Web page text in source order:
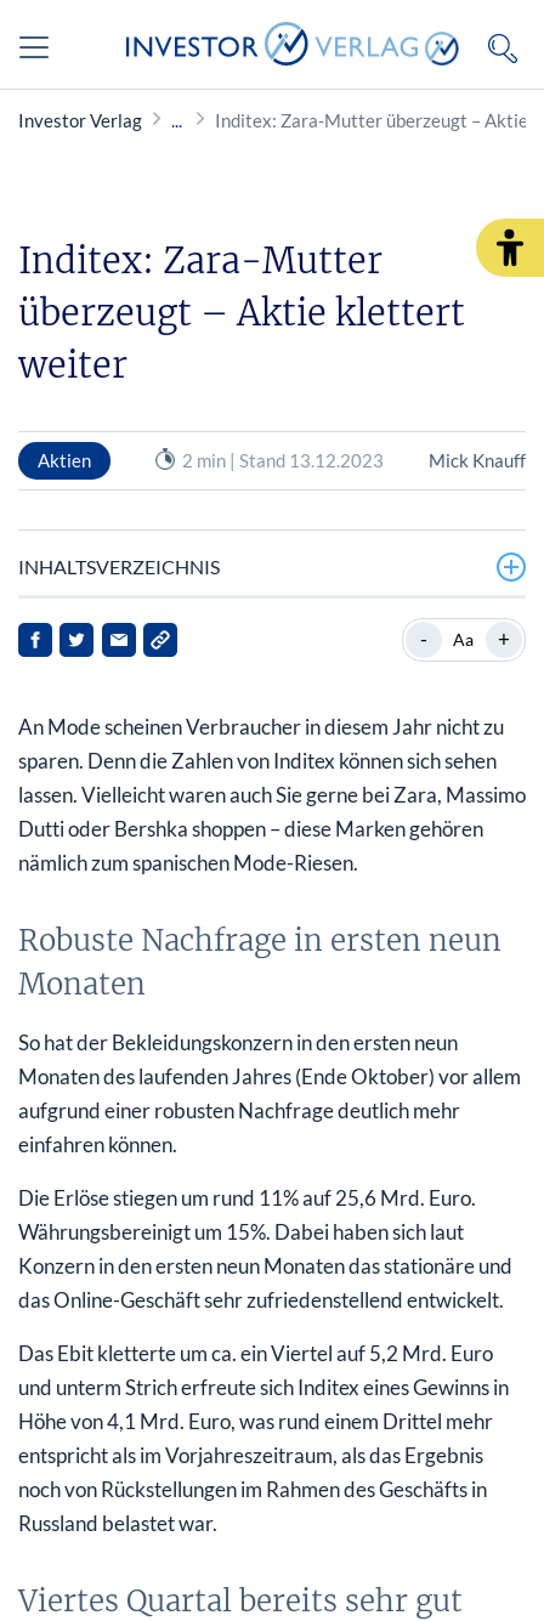
Investor Verlag Inditex: Zara-Mutter überzeugt – Aktie
Inditex: Zara-Mutter
überzeugt – Aktie klettert
weiter
Aktien 2 min | Stand 13.12.2023 Mick Knauff
INHALTSVERZEICHNIS
Robuste Nachfrage in ersten neun Monaten
Erholung setzt sich fort
- Aa +
An Mode scheinen Verbraucher in diesem Jahr nicht zu
sparen. Denn die Zahlen von Inditex können sich sehen
lassen. Vielleicht waren auch Sie gerne bei Zara, Massimo
Dutti oder Bershka shoppen – diese Marken gehören
nämlich zum spanischen Mode-Riesen.
Robuste Nachfrage in ersten neun
Monaten
So hat der Bekleidungskonzern in den ersten neun
Monaten des laufenden Jahres (Ende Oktober) vor allem
aufgrund einer robusten Nachfrage deutlich mehr
einfahren können.
Die Erlöse stiegen um rund 11% auf 25,6 Mrd. Euro.
Währungsbereinigt um 15%. Dabei haben sich laut
Konzern in den ersten neun Monaten das stationäre und
das Online-Geschäft sehr zufriedenstellend entwickelt.
Das Ebit kletterte um ca. ein Viertel auf 5,2 Mrd. Euro
und unterm Strich erfreute sich Inditex eines Gewinns in
Höhe von 4,1 Mrd. Euro, was rund einem Drittel mehr
entspricht als im Vorjahreszeitraum, als das Ergebnis
noch von Rückstellungen im Rahmen des Geschäfts in
Russland belastet war.
Viertes Quartal bereits sehr gut